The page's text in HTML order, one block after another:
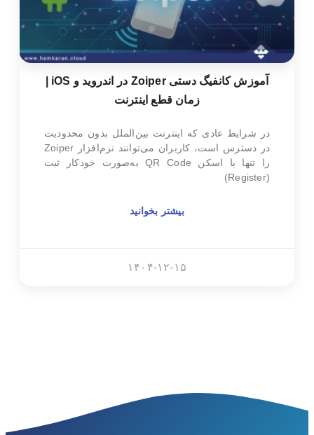
آموزش کانفیگ دستی Zoiper در اندروید و iOS |
زمان قطع اینترنت
در شرایط عادی که اینترنت بین‌الملل بدون محدودیت
در دسترس است، کاربران می‌توانند نرم‌افزار Zoiper
را تنها با اسکن QR Code به‌صورت خودکار ثبت
بیشتر بخوانید
۱۴۰۴-۱۲-۱۵